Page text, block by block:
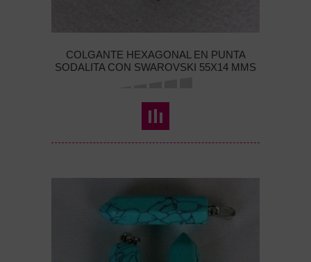
COLGANTE HEXAGONAL EN PUNTA
SODALITA CON SWAROVSKI 55X14 MMS